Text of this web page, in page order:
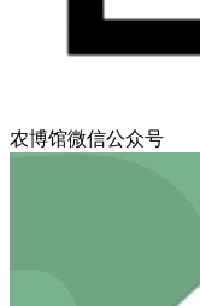
农博馆微信公众号